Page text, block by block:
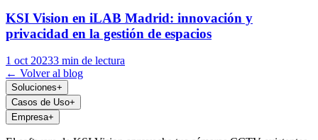
KSI Vision en iLAB Madrid: innovación y
privacidad en la gestión de espacios
1 oct 20233 min de lectura
← Volver al blog
Soluciones+
Casos de Uso+
Empresa+